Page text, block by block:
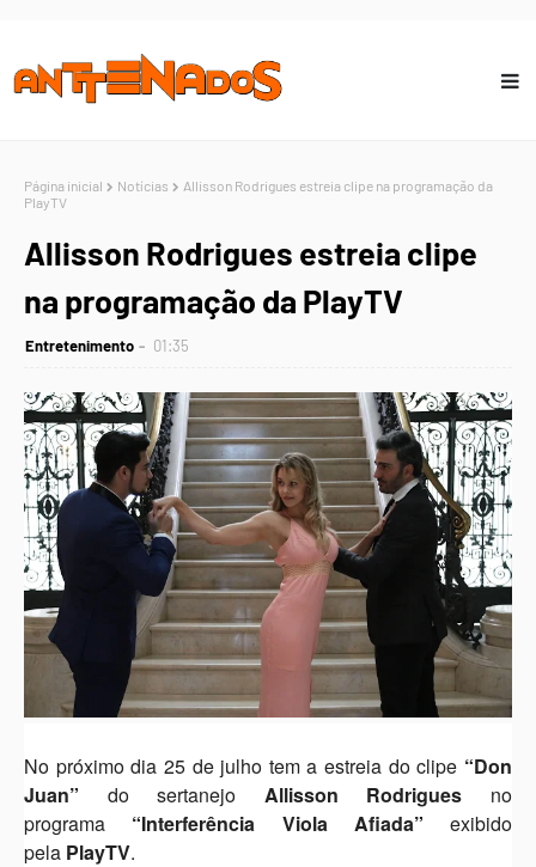
Página inicial Notícias
Allisson Rodrigues estreia clipe na programação da
PlayTV
Allisson Rodrigues estreia clipe
na programação da PlayTV
Entretenimento 01:35
No próximo dia 25 de julho tem a estreia do clipe “Don
Juan” do sertanejo Allisson Rodrigues no
programa “Interferência Viola Afiada” exibido
pela PlayTV.